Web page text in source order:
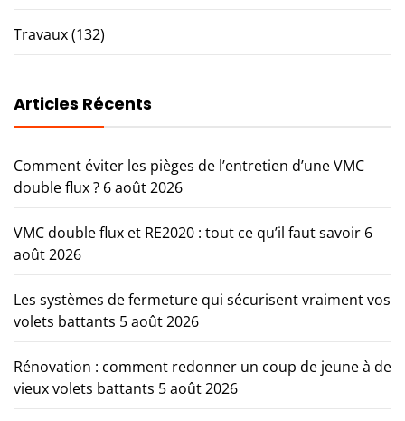
Travaux(132)
Articles Récents
Comment éviter les pièges de l’entretien d’une VMC
double flux ? 6 août 2026
VMC double flux et RE2020 : tout ce qu’il faut savoir 6
août 2026
Les systèmes de fermeture qui sécurisent vraiment vos
volets battants 5 août 2026
Rénovation : comment redonner un coup de jeune à de
vieux volets battants 5 août 2026